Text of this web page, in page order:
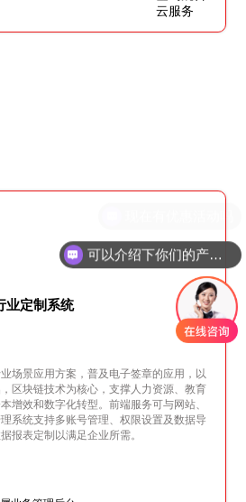
业定制系统
场景应用方案，普及电子签章的应用，以
区块链技术为核心，支撑人力资源、教育
增效和数字化转型。前端服务可与网站、
系统支持多账号管理、权限设置及数据导
报表定制以满足企业所需。
可以介绍下你们的产品么